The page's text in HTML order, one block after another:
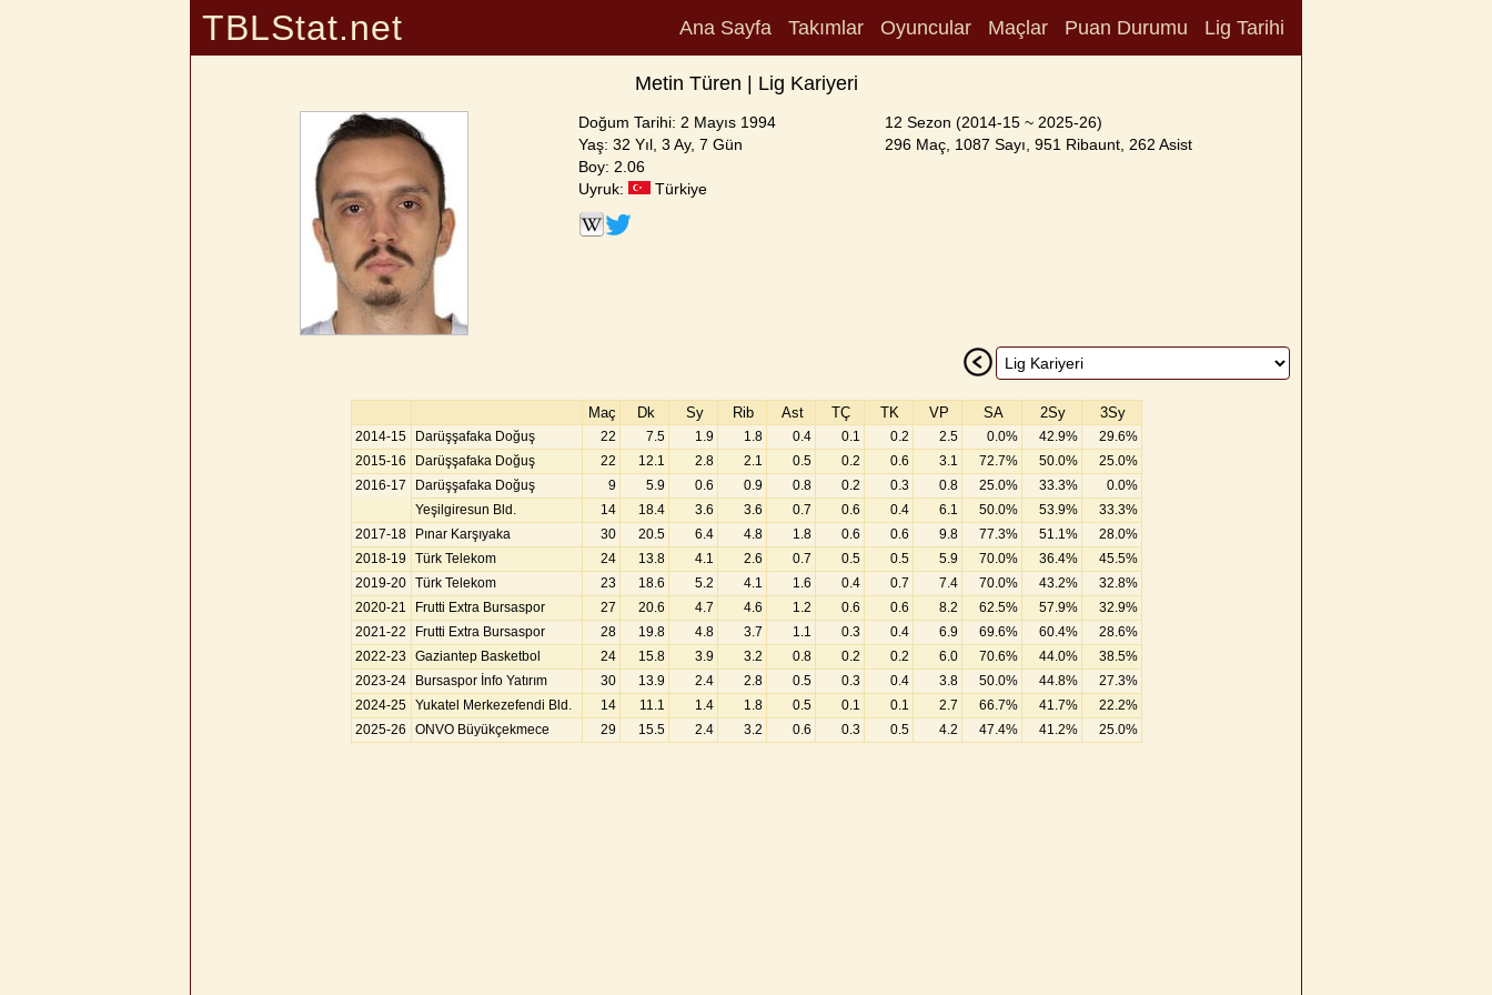
TBLStat.net Ana Sayfa Takımlar Oyuncular Maçlar Puan Durumu Lig Tarihi
Metin Türen | Lig Kariyeri
Doğum Tarihi: 2 Mayıs 1994
Yaş: 32 Yıl, 3 Ay, 7 Gün
Boy: 2.06
Uyruk:
Türkiye
12 Sezon (2014-15 ~ 2025-26)
296 Maç, 1087 Sayı, 951 Ribaunt, 262 Asist
Maç Dk Sy Rib Ast TÇ TK VP SA 2Sy 3Sy
2014-15 Darüşşafaka Doğuş 22 7.5 1.9 1.8 0.4 0.1 0.2 2.5 0.0% 42.9%
29.6%
2015-16
Darüşşafaka Doğuş 22 12.1 2.8 2.1 0.5 0.2 0.6 3.1 72.7% 50.0%
25.0%
2016-17
Darüşşafaka Doğuş 9 5.9 0.6 0.9 0.8 0.2 0.3 0.8 25.0% 33.3%
0.0%
Yeşilgiresun Bld.
14 18.4 3.6 3.6 0.7 0.6 0.4 6.1 50.0% 53.9%
33.3%
2017-18
Pınar Karşıyaka 30 20.5 6.4 4.8 1.8 0.6 0.6 9.8 77.3% 51.1%
28.0%
2018-19 Türk Telekom 24 13.8 4.1 2.6 0.7 0.5 0.5 5.9 70.0% 36.4%
45.5%
2019-20 Türk Telekom 23 18.6 5.2 4.1 1.6 0.4 0.7 7.4 70.0% 43.2%
32.8%
2020-21
Frutti Extra Bursaspor 27 20.6 4.7 4.6 1.2 0.6 0.6 8.2 62.5% 57.9%
32.9%
2021-22
Frutti Extra Bursaspor 28 19.8 4.8 3.7 1.1 0.3 0.4 6.9 69.6% 60.4%
28.6%
2022-23 Gaziantep Basketbol 24 15.8 3.9 3.2 0.8 0.2 0.2 6.0 70.6% 44.0%
38.5%
2023-24
Bursaspor İnfo Yatırım 30 13.9 2.4 2.8 0.5 0.3 0.4 3.8 50.0% 44.8%
27.3%
2024-25 Yukatel Merkezefendi Bld. 14 11.1 1.4 1.8 0.5 0.1 0.1 2.7 66.7% 41.7%
22.2%
2025-26
ONVO Büyükçekmece 29 15.5 2.4 3.2 0.6 0.3 0.5 4.2 47.4% 41.2% 25.0%